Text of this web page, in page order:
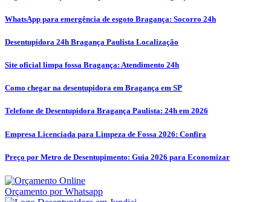
WhatsApp para emergência de esgoto Bragança: Socorro 24h
Desentupidora 24h Bragança Paulista Localização
Site oficial limpa fossa Bragança: Atendimento 24h
Como chegar na desentupidora em Bragança em SP
Telefone de Desentupidora Bragança Paulista: 24h em 2026
Empresa Licenciada para Limpeza de Fossa 2026: Confira
Preço por Metro de Desentupimento: Guia 2026 para Economizar
Orçamento por Whatsapp